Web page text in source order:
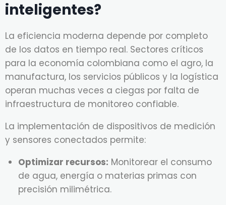
inteligentes?
La eficiencia moderna depende por completo
de los datos en tiempo real. Sectores críticos
para la economía colombiana como el agro, la
manufactura, los servicios públicos y la logística
operan muchas veces a ciegas por falta de
infraestructura de monitoreo confiable.
La implementación de dispositivos de medición
y sensores conectados permite:
Optimizar recursos: Monitorear el consumo
de agua, energía o materias primas con
precisión milimétrica.